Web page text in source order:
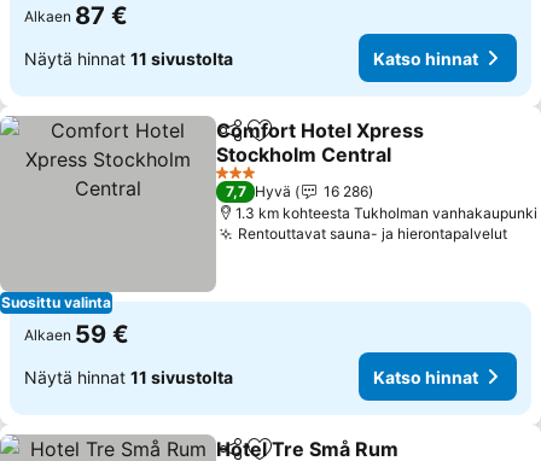
Alkaen 87 €
Näytä hinnat 11 sivustolta Katso hinnat
Suosittu valinta
Jaa Lisää suosikkeihin
Comfort Hotel Xpress
Stockholm Central
3 Tähtiluokitus
7,7 Hyvä
16 286
1.3 km kohteesta Tukholman vanhakaupunki
Rentouttavat sauna- ja hierontapalvelut
Alkaen 59 €
Näytä hinnat 11 sivustolta Katso hinnat
Hotel Tre Små Rum